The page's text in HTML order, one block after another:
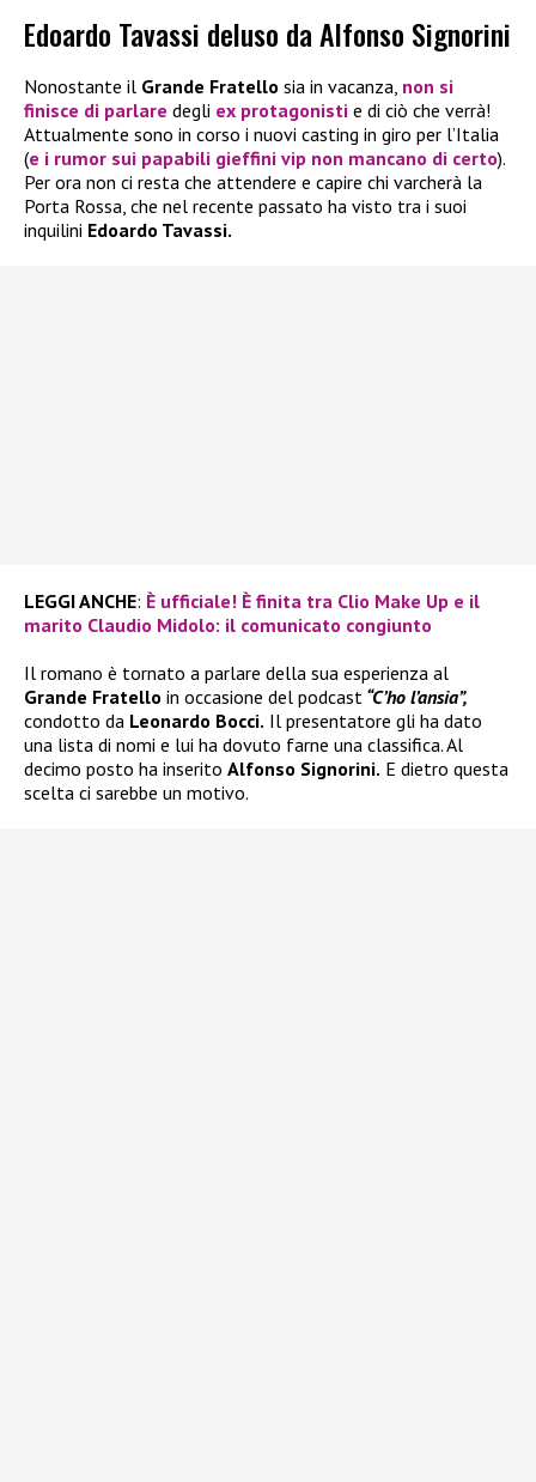
Edoardo Tavassi deluso da Alfonso Signorini
Nonostante il Grande Fratello sia in vacanza, non si
finisce di parlare degli ex protagonisti e di ciò che verrà!
Attualmente sono in corso i nuovi casting in giro per l’Italia
(e i rumor sui papabili gieffini vip non mancano di certo).
Per ora non ci resta che attendere e capire chi varcherà la
Porta Rossa, che nel recente passato ha visto tra i suoi
inquilini Edoardo Tavassi.
LEGGI ANCHE: È ufficiale! È finita tra Clio Make Up e il
marito Claudio Midolo: il comunicato congiunto
Il romano è tornato a parlare della sua esperienza al
Grande Fratello in occasione del podcast “C’ho l’ansia”,
condotto da Leonardo Bocci. Il presentatore gli ha dato
una lista di nomi e lui ha dovuto farne una classifica. Al
decimo posto ha inserito Alfonso Signorini. E dietro questa
scelta ci sarebbe un motivo.